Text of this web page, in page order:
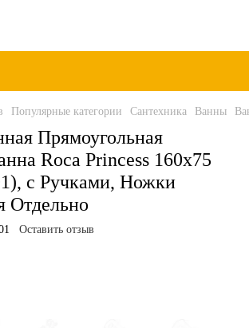
Популярные категории Сантехника Ванны
Прямоугольная
Roca Princess 160x75
с Ручками, Ножки
Отдельно
Оставить отзыв